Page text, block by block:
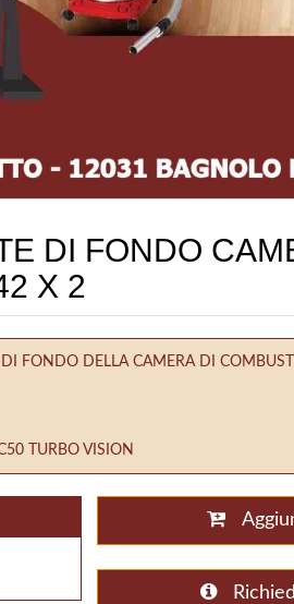
DI FONDO
X 2
FONDO DELLA CAMERA DI
TURBO VISION